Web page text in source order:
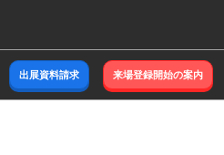
出展資料請求 来場登録開始の案内